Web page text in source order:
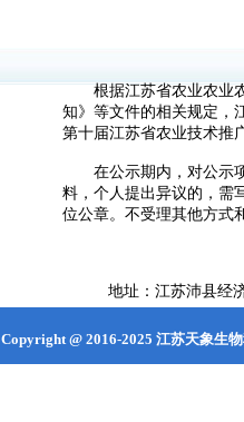
根据江苏省农业农业
知》等文件的相关规定，
第十届江苏省农业技术推
在公示期内，对公示项
料，个人提出异议的，需
位公章。不受理其他方式
地址：江苏沛县经
Copyright @ 2016-2025江苏天象生